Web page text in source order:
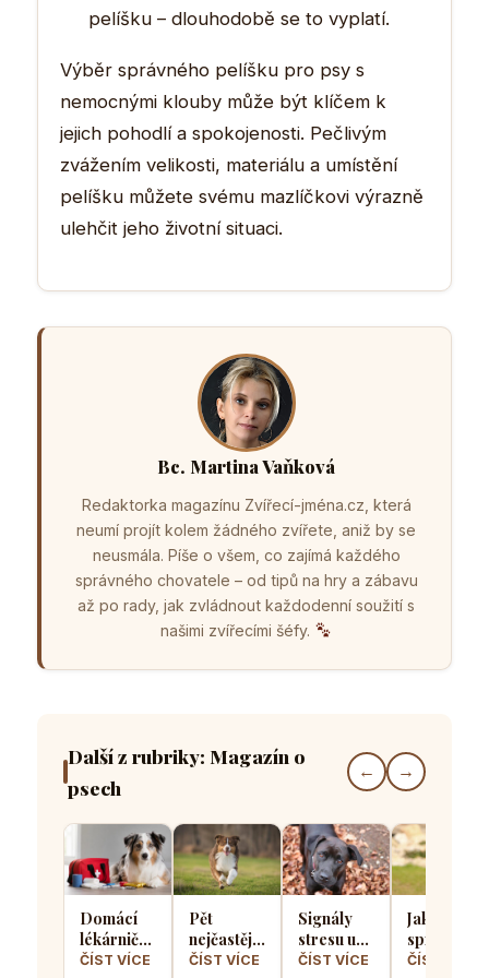
pelíšku – dlouhodobě se to vyplatí.
Výběr správného pelíšku pro psy s
nemocnými klouby může být klíčem k
jejich pohodlí a spokojenosti. Pečlivým
zvážením velikosti, materiálu a umístění
pelíšku můžete svému mazlíčkovi výrazně
ulehčit jeho životní situaci.
Bc. Martina Vaňková
Redaktorka magazínu Zvířecí-jména.cz, která
neumí projít kolem žádného zvířete, aniž by se
neusmála. Píše o všem, co zajímá každého
správného chovatele – od tipů na hry a zábavu
až po rady, jak zvládnout každodenní soužití s
našimi zvířecími šéfy.
Další z rubriky: Magazín o
psech
← →
Domácí
lékárnička
pro psa
ČÍST VÍCE
Pět
nejčastějších
chyb při
ČÍST VÍCE
Signály
stresu u
psů: Jak
ČÍST VÍCE
Jak
správně
ČÍST VÍCE